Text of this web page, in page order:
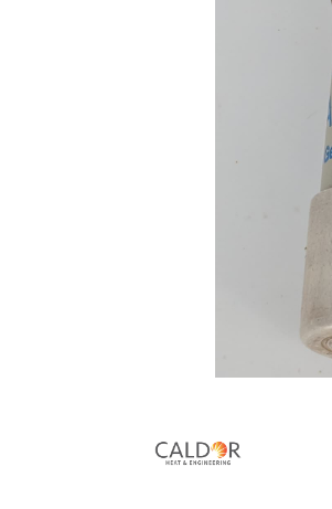
Incalzitor ceramic infrarosu